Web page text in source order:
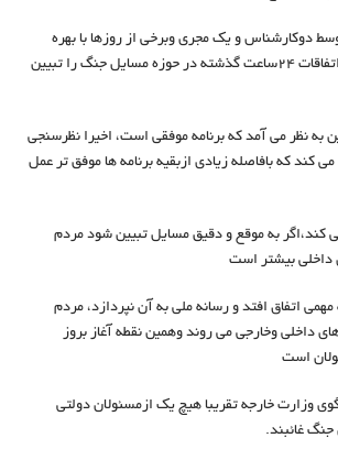
دوکارشناس و یک مجری وبرخی از روزها با بهره
ازکارشناس مهمان همه اتفاقات 24ساعت گذشته در حوزه مسایل جنگ را تبیین
به نظر می آمد که برنامه موفقی است، اخیرا نظرسنجی
می کند که بافاصله زیادی ازبقیه برنامه ها موفق تر عمل
به موقع و دقیق مسایل تبیین شود مردم
داخلی بیشتر است
اتفاق افتد و رسانه ملی به آن نپردازد، مردم
داخلی وخارجی می روند وهمین نقطه آغاز بروز
است
وزارت خارجه تقریبا هیچ یک ازمسئولان دولتی
غائبند.